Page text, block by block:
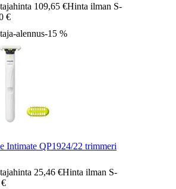
109,65 €Hinta ilman S-
€
alennus-15 %
Intimate QP1924/22 trimmeri
25,46 €Hinta ilman S-